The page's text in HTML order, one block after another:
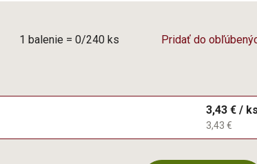
1 balenie = 0/240 ks Pridať do
3,43 € / ks
3,43 €